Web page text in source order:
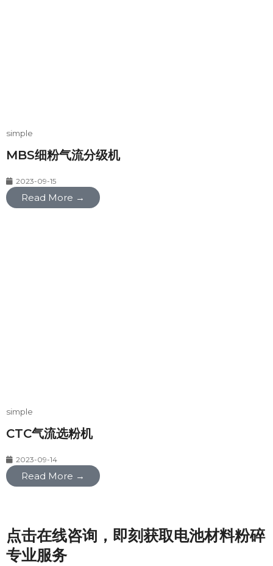
simple
MBS细粉气流分级机
2023-09-15
Read More →
simple
CTC气流选粉机
2023-09-14
Read More →
点击在线咨询，即刻获取电池材料粉碎
专业服务